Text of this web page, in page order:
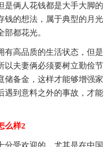
是俩人花钱都是大手大脚的
钱的想法，属于典型的月光
都花光。
有高品质的生活状态，但是
以夫妻俩必须要树立勤俭节
储备金，这样才能够增强家
遇到意料之外的事故，才能
么样2
分受欢迎的，尤其是在中国